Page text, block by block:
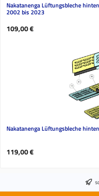
Nakatanenga Lüftungsbleche
2002 bis 2023
Regulärer Preis:
109,00 €
Nakatanenga Lüftungsbleche
Regulärer Preis:
119,00 €